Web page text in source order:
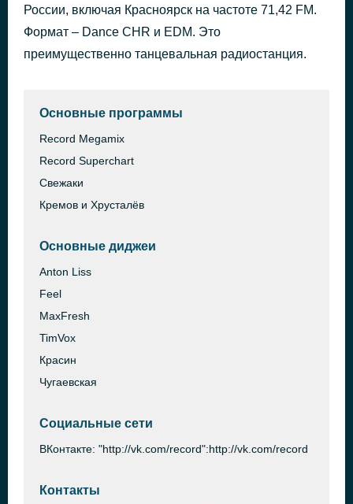
La La La @ radiorecord.fm
36 минут назад
России, включая Красноярск на частоте 71,42 FM.
Формат – Dance CHR и EDM. Это
преимущественно танцевальная радиостанция.
Основные программы
Record Megamix
Record Superchart
Свежаки
Кремов и Хрусталёв
Основные диджеи
Anton Liss
Feel
MaxFresh
TimVox
Красин
Чугаевская
Социальные сети
ВКонтакте: "http://vk.com/record":http://vk.com/record
Контакты